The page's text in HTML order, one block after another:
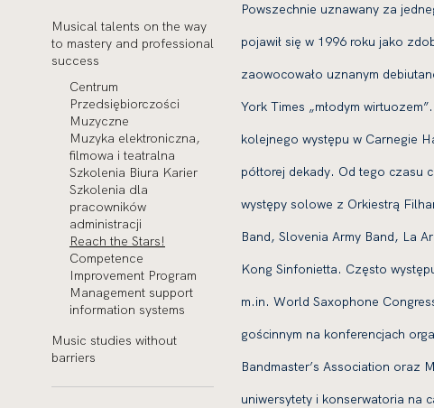
Musical talents on the way
to mastery and professional
success
Centrum
Przedsiębiorczości
Muzyczne
Muzyka elektroniczna,
filmowa i teatralna
Szkolenia Biura Karier
Szkolenia dla
pracowników
administracji
Reach the Stars!
Competence
Improvement Program
Management support
information systems
Music studies without
barriers
Powszechnie uznawany za
pojawił się w 1996 roku jako
zaowocowało uznanym
York Times „młodym
kolejnego występu w Carnegie
półtorej dekady. Od tego czasu
występy solowe z Orkiestrą
Band, Slovenia Army Band, La
Kong Sinfonietta. Często
m.in. World Saxophone
gościnnym na konferencjach
Bandmaster’s Association oraz
uniwersytety i konserwatoria na